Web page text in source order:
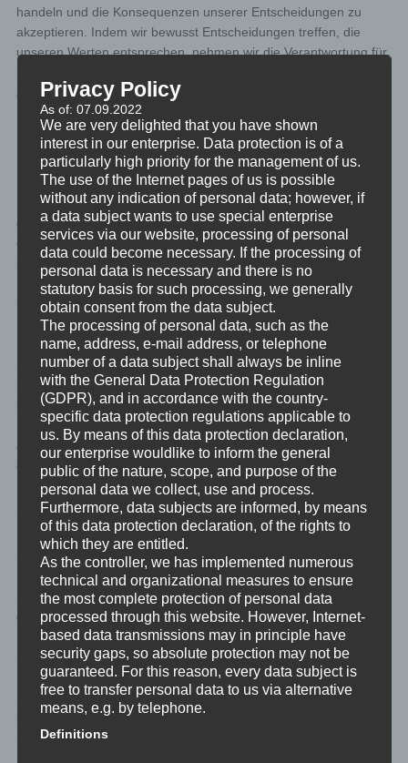
handeln und die Konsequenzen unserer Entscheidungen zu
akzeptieren. Indem wir bewusst Entscheidungen treffen, die
unseren Werten entsprechen, nehmen wir die Verantwortung für
Zukunft gestalten.
Persönliche Entwicklung
Persönliche Entwicklung bezieht sich auf den kontinuierlichen
Prozess des Wachstums, der Verbesserung und der Entfaltung
der eigenen Fähigkeiten, Talente und Persönlichkeit. Es umfasst
den Erwerb neuer Fertigkeiten, das Erlernen neuer Kenntnisse
und die Entwicklung eines positiven Selbstbildes. Persönliche
Entwicklung fördert die Selbstreflexion und ermöglicht es uns,
unser volles Potenzial zu entfalten.
Persönliche Entwicklung ist nicht gleichzusetzen mit einem
Streben nach äußerem Erfolg oder materiellen Besitztümern. Sie
ist kein Wettlauf um Status oder Prestige, sondern ein
individueller Prozess des Wachstums und der Selbstentfaltung.
Persönliche Entwicklung sollte nicht mit einem Vergleich mit
anderen einhergehen, sondern auf eine authentische Entfaltung
des eigenen Potenzials abzielen.
Spirituelles Wachstum
Spirituelles Wachstum bezieht sich auf die Erweiterung des
Bewusstseins und der spirituellen Verbundenheit. Es geht um die
Suche nach einem tieferen Sinn und Zweck im Leben, jenseits
der rein materiellen Ebene. Spirituelles Wachstum kann durch
Meditation, Selbstreflexion, spirituelle Praktiken und die Suche
nach innerer Erfüllung gefördert werden.
Spirituelles Wachstum ist nicht ausschließlich mit einer
bestimmten Religion verbunden. Es kann unabhängig von
religiösen Glaubensrichtungen stattfinden und geht über äußere
Privacy Policy
As of: 07.09.2022
We are very delighted that you have shown
interest in our enterprise. Data protection is of a
particularly high priority for the management of us.
The use of the Internet pages of us is possible
without any indication of personal data; however, if
a data subject wants to use special enterprise
services via our website, processing of personal
data could become necessary. If the processing of
personal data is necessary and there is no
statutory basis for such processing, we generally
obtain consent from the data subject.
The processing of personal data, such as the
name, address, e-mail address, or telephone
number of a data subject shall always be inline
with the General Data Protection Regulation
(GDPR), and in accordance with the country-
specific data protection regulations applicable to
us. By means of this data protection declaration,
our enterprise wouldlike to inform the general
public of the nature, scope, and purpose of the
personal data we collect, use and process.
Furthermore, data subjects are informed, by means
of this data protection declaration, of the rights to
which they are entitled.
As the controller, we has implemented numerous
technical and organizational measures to ensure
the most complete protection of personal data
processed through this website. However, Internet-
based data transmissions may in principle have
security gaps, so absolute protection may not be
guaranteed. For this reason, every data subject is
free to transfer personal data to us via alternative
means, e.g. by telephone.
Definitions